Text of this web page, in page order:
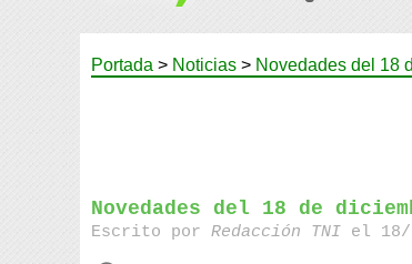
Portada > Noticias > Novedades del 18
Novedades del 18 de
Escrito porRedacción TNI el 18/